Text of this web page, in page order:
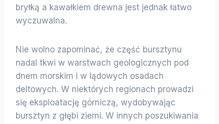
bryłką a kawałkiem drewna jest jednak łatwo
wyczuwalna.
Nie wolno zapominać, że część bursztynu
nadal tkwi w warstwach geologicznych pod
dnem morskim i w lądowych osadach
deltowych. W niektórych regionach prowadzi
się eksploatację górniczą, wydobywając
bursztyn z głębi ziemi. W innych poszukiwania